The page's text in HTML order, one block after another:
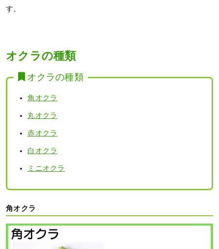
す。
オクラの種類
オクラの種類
角オクラ
丸オクラ
赤オクラ
白オクラ
ミニオクラ
角オクラ